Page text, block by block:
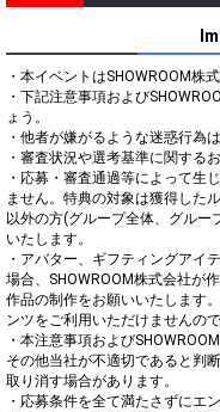
・本イベントはSHOWROOM株
・下記注意事項および
ょう。
・他者が嫌がるような迷惑行為
・審査状況や選考基準に関する
・応募・審査通過等によって生
ません。特典の対象は獲得した
以外の方(グループ全体、グルー
いたします。
・アバター、ギフティングアイ
場合、SHOWROOM株式会社が
作品の制作をお願いいたします
ンツをご利用いただけませんの
・本注意事項および
その他当社が不適切であると判
取り消す場合があります。
・応募条件を全て満たさずにエ